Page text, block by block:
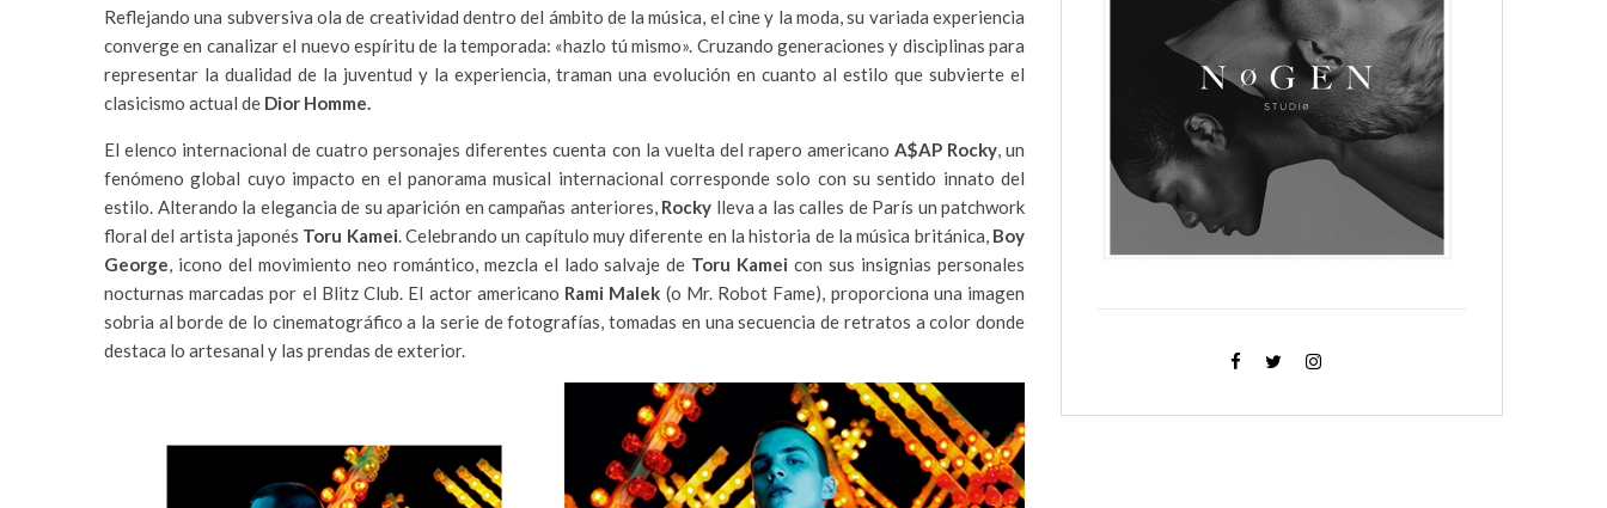
Reflejando una subversiva ola de creatividad dentro del ámbito de la música, el cine y la moda, su variada experiencia
converge en canalizar el nuevo espíritu de la temporada: «hazlo tú mismo». Cruzando generaciones y disciplinas para
representar la dualidad de la juventud y la experiencia, traman una evolución en cuanto al estilo que subvierte el
clasicismo actual de Dior Homme.
El elenco internacional de cuatro personajes diferentes cuenta con la vuelta del rapero americano A$AP Rocky, un
fenómeno global cuyo impacto en el panorama musical internacional corresponde solo con su sentido innato del
estilo. Alterando la elegancia de su aparición en campañas anteriores, Rocky lleva a las calles de París un patchwork
floral del artista japonés Toru Kamei. Celebrando un capítulo muy diferente en la historia de la música británica, Boy
George, icono del movimiento neo romántico, mezcla el lado salvaje de Toru Kameicon sus insignias personales
nocturnas marcadas por el Blitz Club. El actor americano Rami Malek (o Mr. Robot Fame), proporciona una imagen
sobria al borde de lo cinematográfico a la serie de fotografías, tomadas en una secuencia de retratos a color donde
destaca lo artesanal y las prendas de exterior.